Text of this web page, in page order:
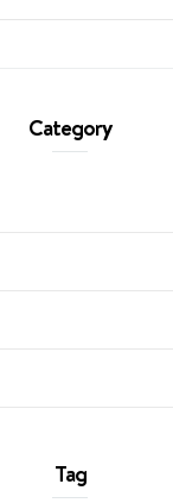
Category
Tag